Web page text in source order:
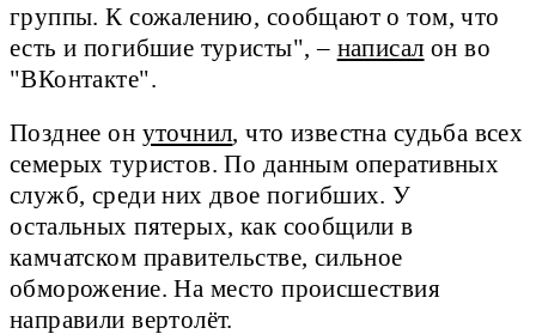
группы. К сожалению, сообщают о том, что
есть и погибшие туристы", – написал он во
"ВКонтакте".
Позднее он уточнил, что известна судьба всех
семерых туристов. По данным оперативных
служб, среди них двое погибших. У
остальных пятерых, как сообщили в
камчатском правительстве, сильное
обморожение. На место происшествия
направили вертолёт.